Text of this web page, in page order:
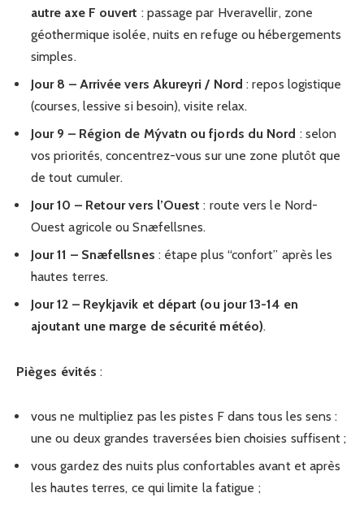
autre axe F ouvert : passage par Hveravellir, zone
géothermique isolée, nuits en refuge ou hébergements
simples.
Jour 8 – Arrivée vers Akureyri / Nord : repos logistique
(courses, lessive si besoin), visite relax.
Jour 9 – Région de Mývatn ou fjords du Nord : selon
vos priorités, concentrez-vous sur une zone plutôt que
de tout cumuler.
Jour 10 – Retour vers l’Ouest : route vers le Nord-
Ouest agricole ou Snæfellsnes.
Jour 11 – Snæfellsnes : étape plus “confort” après les
hautes terres.
Jour 12 – Reykjavik et départ (ou jour 13-14 en
ajoutant une marge de sécurité météo).
Pièges évités :
vous ne multipliez pas les pistes F dans tous les sens :
une ou deux grandes traversées bien choisies suffisent ;
vous gardez des nuits plus confortables avant et après
les hautes terres, ce qui limite la fatigue ;